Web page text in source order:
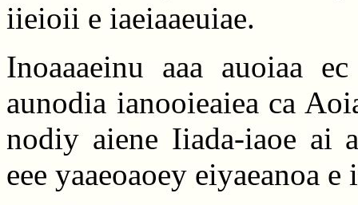
iieioii e iaeiaaeuiae.
Inoaaaeinu aaa auoiaa
aunodia ianooieaiea ca
nodiy aiene Iiada-iaoe ai
eee yaaeoaoey eiyaeanoa